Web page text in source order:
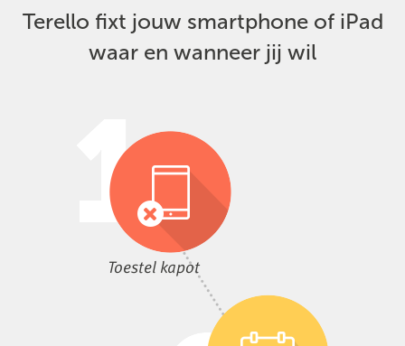
Terello fixt jouw smartphone of iPad
waar en wanneer jij wil
Toestel kapot